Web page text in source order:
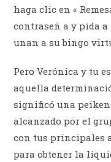
haga clic en «
contraseñ a y pida a
unan a su bingo
Pero Verónica y tu
aquella
significó una
alcanzado por el
con tus principales
para obtener la